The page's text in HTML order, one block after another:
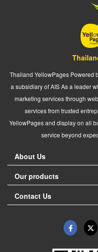
Thailand YellowPages Powered
a subsidiary of AIS As a leader
marketing services through
services from trusted
YellowPages and display on all
service beyond
About Us
Our products
Contact Us